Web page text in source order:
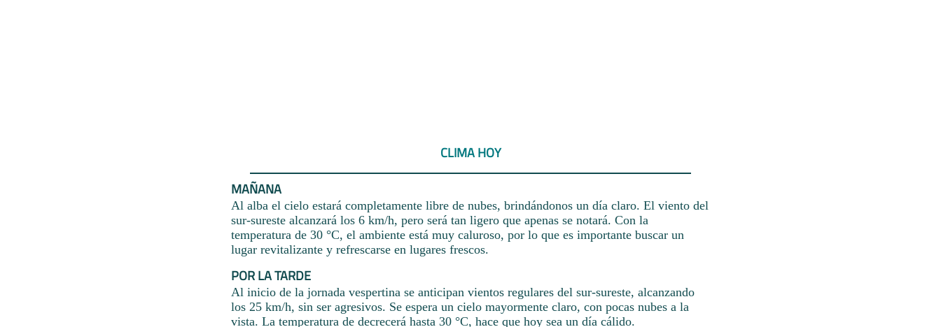
CLIMA HOY
MAÑANA
Al alba el cielo estará completamente libre de nubes, brindándonos un día claro. El viento del
sur-sureste alcanzará los 6 km/h, pero será tan ligero que apenas se notará. Con la
temperatura de 30 °C, el ambiente está muy caluroso, por lo que es importante buscar un
lugar revitalizante y refrescarse en lugares frescos.
POR LA TARDE
Al inicio de la jornada vespertina se anticipan vientos regulares del sur-sureste, alcanzando
los 25 km/h, sin ser agresivos. Se espera un cielo mayormente claro, con pocas nubes a la
vista. La temperatura de decrecerá hasta 30 °C, hace que hoy sea un día cálido.